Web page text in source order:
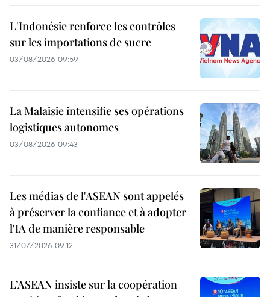
L'Indonésie renforce les contrôles
sur les importations de sucre
03/08/2026 09:59
La Malaisie intensifie ses opérations
logistiques autonomes
03/08/2026 09:43
Les médias de l'ASEAN sont appelés
à préserver la confiance et à adopter
l'IA de manière responsable
31/07/2026 09:12
L’ASEAN insiste sur la coopération